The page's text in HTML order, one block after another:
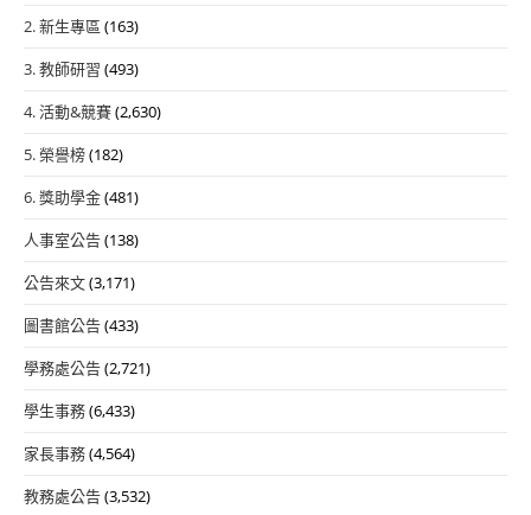
2. 新生專區 (163)
3. 教師研習 (493)
4. 活動&競賽(2,630)
5. 榮譽榜(182)
6. 獎助學金(481)
人事室公告(138)
公告來文(3,171)
圖書館公告(433)
學務處公告(2,721)
學生事務(6,433)
家長事務(4,564)
教務處公告(3,532)